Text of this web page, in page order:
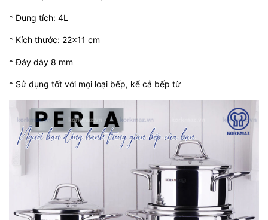
* Dung tích: 4L
* Kích thước: 22x11 cm
* Đáy dày 8 mm
* Sử dụng tốt với mọi loại bếp, kể cả bếp từ